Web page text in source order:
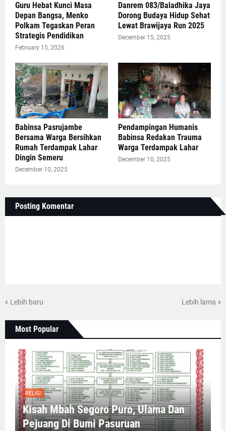
Guru Hebat Kunci Masa
Depan Bangsa, Menko
Polkam Tegaskan Peran
Strategis Pendidikan
February 15, 2026
Danrem 083/Baladhika Jaya
Dorong Budaya Hidup Sehat
Lewat Brawijaya Run 2025
December 15, 2025
Babinsa Pasrujambe
Bersama Warga Bersihkan
Rumah Terdampak Lahar
Dingin Semeru
December 10, 2025
Pendampingan Humanis
Babinsa Redakan Trauma
Warga Terdampak Lahar
December 10, 2025
Posting Komentar
Lebih baru Lebih lama
Most Popular
RELIGI
Kisah Mbah Segoro Puro, Ulama Dan
Pejuang Di Bumi Pasuruan